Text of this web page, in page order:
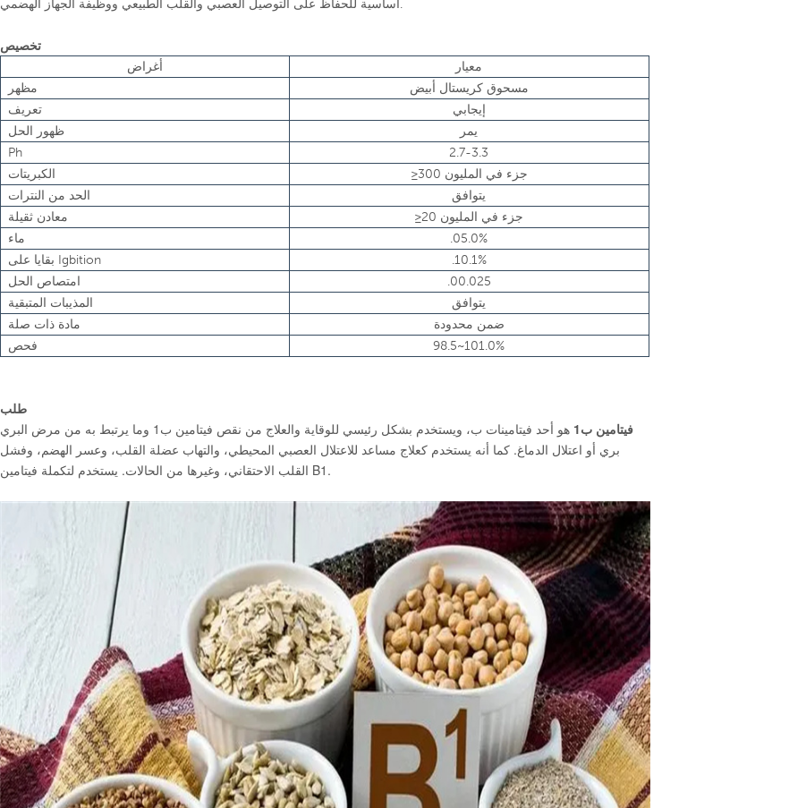
تخصيص
أغراض
معيار
مظهر
مسحوق كريستال أبيض
تعريف
إيجابي
ظهور الحل
يمر
Ph
2.7-3.3
الكبريتات
≥300 جزء في المليون
الحد من النترات
يتوافق
معادن ثقيلة
≥20 جزء في المليون
ماء
.05.0%
بقايا على Igbition
.10.1%
امتصاص الحل
.00.025
المذيبات المتبقية
يتوافق
مادة ذات صلة
ضمن محدودة
فحص
98.5~101.0%
طلب
فيتامين ب1
هو أحد فيتامينات ب، ويستخدم بشكل رئيسي للوقاية والعلاج من نقص فيتامين ب1 وما يرتبط به من مرض البري
بري أو اعتلال الدماغ. كما أنه يستخدم كعلاج مساعد للاعتلال العصبي المحيطي، والتهاب عضلة القلب، وعسر الهضم، وفشل
القلب الاحتقاني، وغيرها من الحالات. يستخدم لتكملة فيتامين B1.